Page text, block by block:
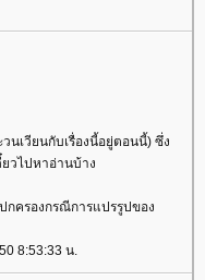
วนเวียนกับเรื่องนี้อยู่ตอนนี้) ซึ่ง
วไปหาอ่านบ้าง
ครองกรณีการแปรรูปของ
8:53:33 น.